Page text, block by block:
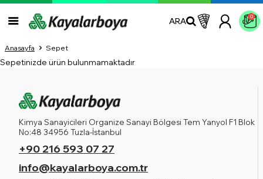
ARA 0
Anasayfa Sepet
Sepetinizde ürün bulunmamaktadır
Kimya Sanayicileri Organize Sanayi Bölgesi Tem Yanyol F1 Blok
No:48 34956 Tuzla-İstanbul
+90 216 593 07 27
info@kayalarboya.com.tr